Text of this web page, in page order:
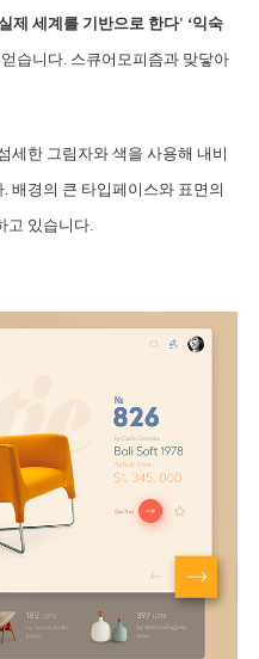
제 세계를 기반으로 한다' ‘익숙
습니다. 스큐어모피즘과 맞닿아
세한 그림자와 색을 사용해 내비
배경의 큰 타입페이스와 표면의
고 있습니다.